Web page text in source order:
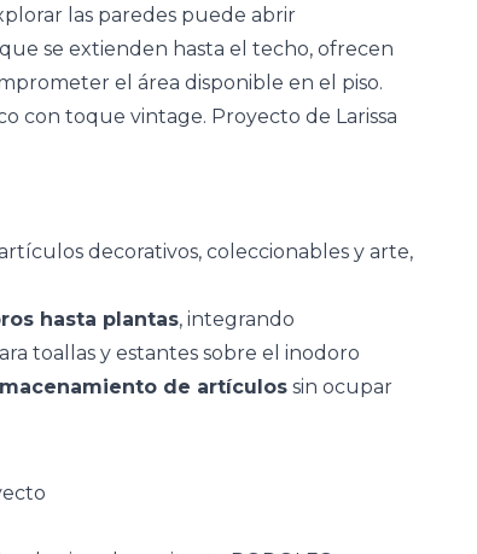
las paredes puede abrir
se extienden hasta el techo, ofrecen
el área disponible en el piso.
decorativos, coleccionables y arte,
hasta plantas, integrando
toallas y estantes sobre el inodoro
de artículos sin ocupar